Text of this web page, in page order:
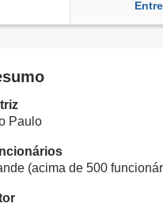
Paulo
(acima de 500